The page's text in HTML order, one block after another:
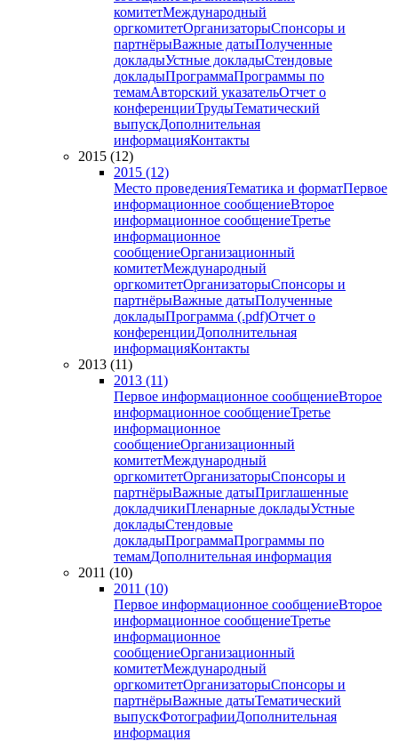
комитетМеждународный
оргкомитетОрганизаторыСпонсоры и
партнёрыВажные датыПолученные
докладыУстные докладыСтендовые
докладыПрограммаПрограммы по
темамАвторский указательОтчет о
конференцииТрудыТематический
выпускДополнительная
информацияКонтакты
2015 (12)
2015 (12)
Место проведенияТематика и форматПервое
информационное сообщениеВторое
информационное сообщениеТретье
информационное
сообщениеОрганизационный
комитетМеждународный
оргкомитетОрганизаторыСпонсоры и
партнёрыВажные датыПолученные
докладыПрограмма (.pdf)Отчет о
конференцииДополнительная
информацияКонтакты
2013 (11)
2013 (11)
Первое информационное сообщениеВторое
информационное сообщениеТретье
информационное
сообщениеОрганизационный
комитетМеждународный
оргкомитетОрганизаторыСпонсоры и
партнёрыВажные датыПриглашенные
докладчикиПленарные докладыУстные
докладыСтендовые
докладыПрограммаПрограммы по
темамДополнительная информация
2011 (10)
2011 (10)
Первое информационное сообщениеВторое
информационное сообщениеТретье
информационное
сообщениеОрганизационный
комитетМеждународный
оргкомитетОрганизаторыСпонсоры и
партнёрыВажные датыТематический
выпускФотографииДополнительная
информация